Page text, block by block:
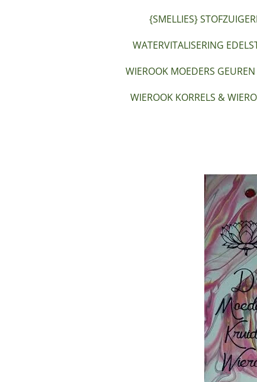
{SMELLIES}
WATERVITALISERING
WIEROOK MOEDERS GEUREN
WIEROOK KORRELS &